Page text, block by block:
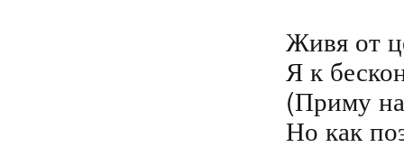
Живя от
Я к
(Приму
Но как